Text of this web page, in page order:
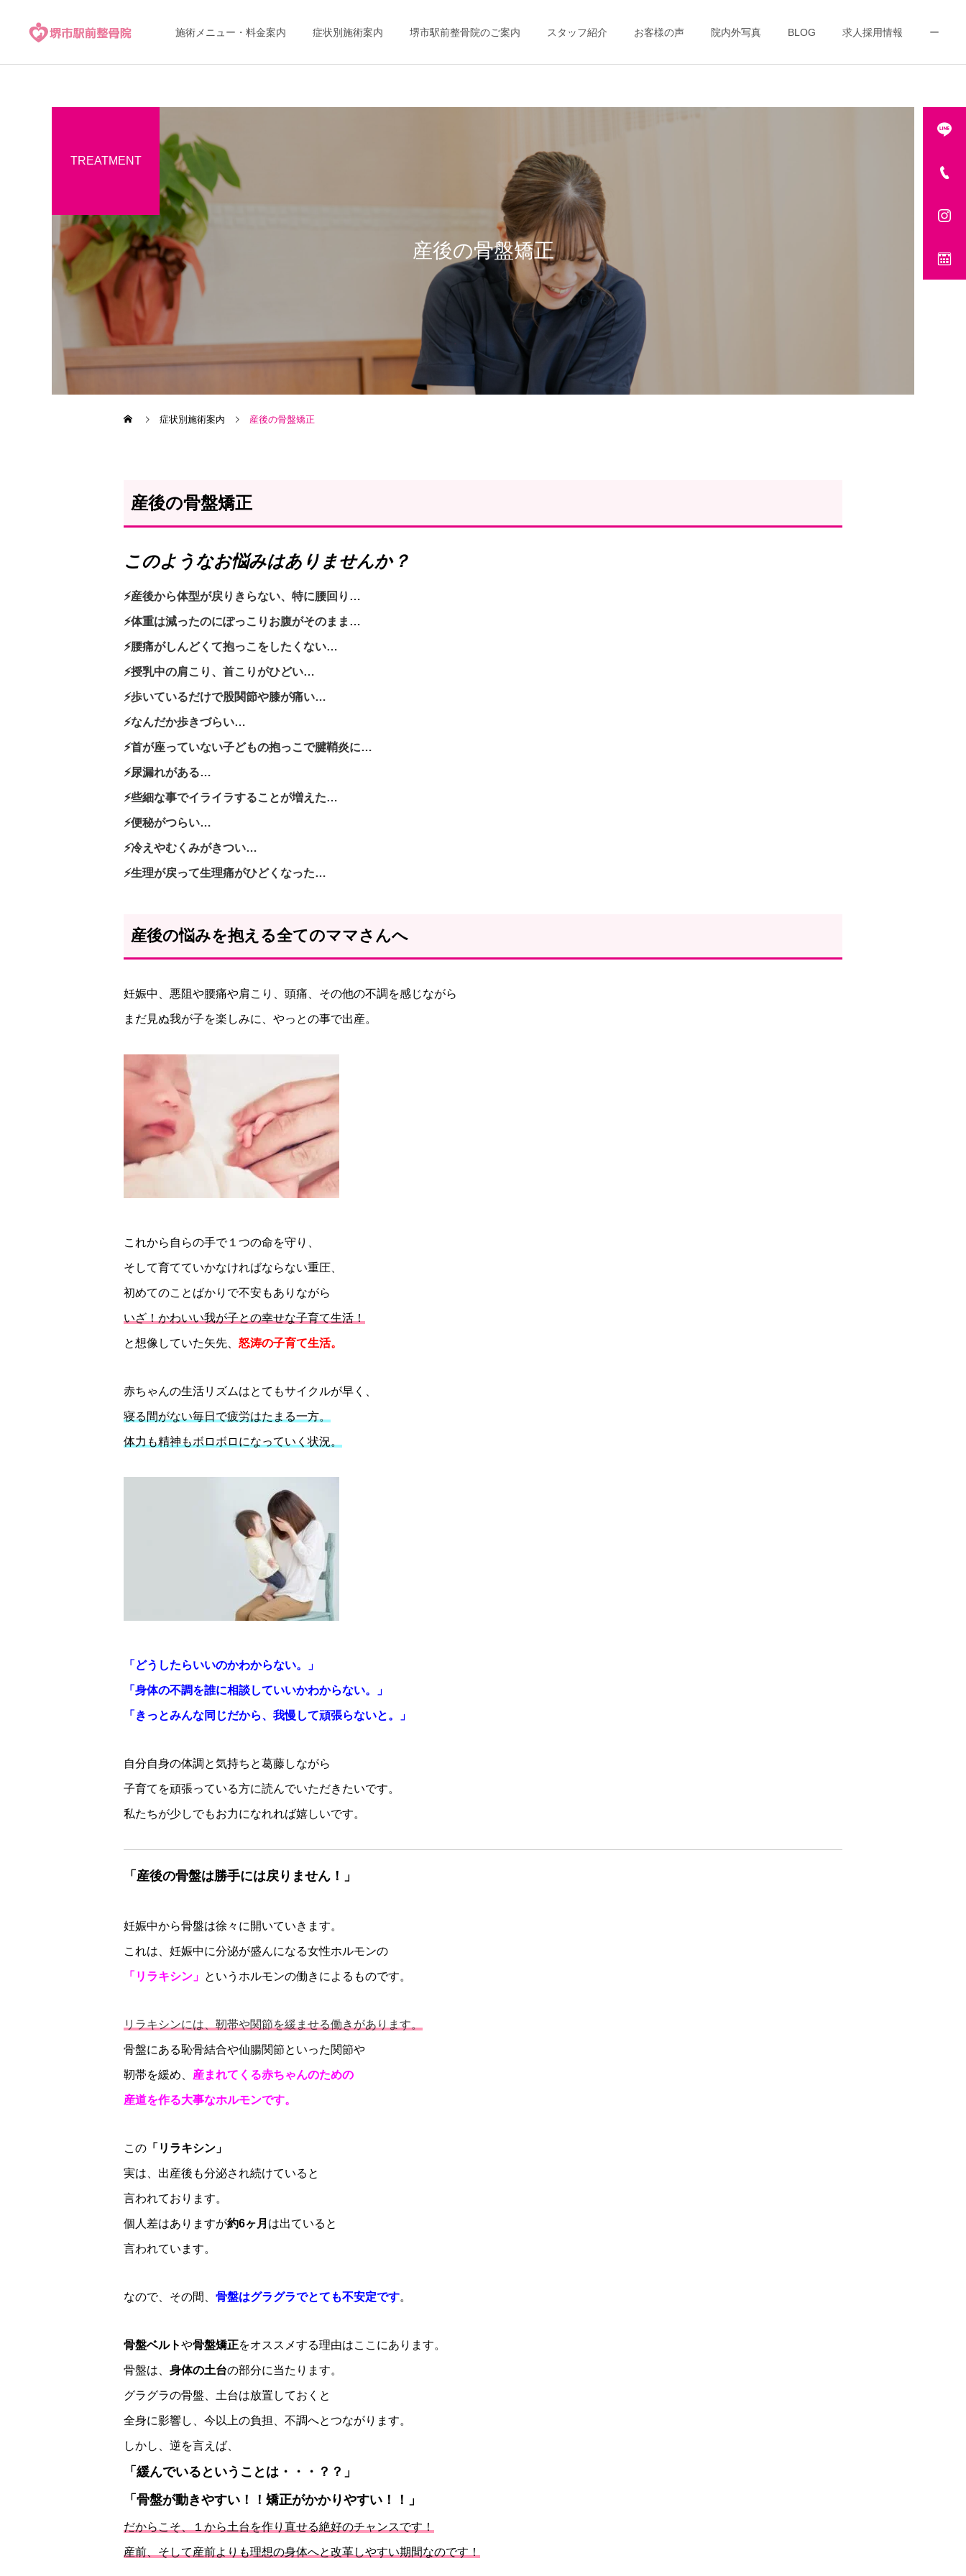
施術メニュー・料金案内 症状別施術案内 堺市駅前整骨院のご案内 スタッフ紹介 お客様の声 院内外写真 BLOG 求人採用情報 ー
産後の骨盤矯正
TREATMENT
症状別施術案内 産後の骨盤矯正
産後の骨盤矯正
このようなお悩みはありませんか？
⚡産後から体型が戻りきらない、特に腰回り…
⚡体重は減ったのにぽっこりお腹がそのまま…
⚡腰痛がしんどくて抱っこをしたくない…
⚡授乳中の肩こり、首こりがひどい…
⚡歩いているだけで股関節や膝が痛い…
⚡なんだか歩きづらい…
⚡首が座っていない子どもの抱っこで腱鞘炎に…
⚡尿漏れがある…
⚡些細な事でイライラすることが増えた…
⚡便秘がつらい…
⚡冷えやむくみがきつい…
⚡生理が戻って生理痛がひどくなった…
産後の悩みを抱える全てのママさんへ
妊娠中、悪阻や腰痛や肩こり、頭痛、その他の不調を感じながら
まだ見ぬ我が子を楽しみに、やっとの事で出産。
これから自らの手で１つの命を守り、
そして育てていかなければならない重圧、
初めてのことばかりで不安もありながら
いざ！かわいい我が子との幸せな子育て生活！
と想像していた矢先、 怒涛の子育て生活。
赤ちゃんの生活リズムはとてもサイクルが早く、
寝る間がない毎日で疲労はたまる一方。
体力も精神もボロボロになっていく状況。
「どうしたらいいのかわからない。」
「身体の不調を誰に相談していいかわからない。」
「きっとみんな同じだから、我慢して頑張らないと。」
自分自身の体調と気持ちと葛藤しながら
子育てを頑張っている方に読んでいただきたいです。
私たちが少しでもお力になれれば嬉しいです。
「産後の骨盤は勝手には戻りません！」
妊娠中から骨盤は徐々に開いていきます。
これは、妊娠中に分泌が盛んになる女性ホルモンの
「リラキシン」 というホルモンの働きによるものです。
リラキシンには、靭帯や関節を緩ませる働きがあります。
骨盤にある恥骨結合や仙腸関節といった関節や
靭帯を緩め、 産まれてくる赤ちゃんのための
産道を作る大事なホルモンです。
この 「リラキシン」
実は、出産後も分泌され続けていると
言われております。
個人差はありますが約6ヶ月 は出ていると
言われています。
なので、その間、 骨盤はグラグラでとても不安定です。
骨盤ベルトや骨盤矯正をオススメする理由はここにあります。
骨盤は、 身体の土台の部分に当たります。
グラグラの骨盤、土台は放置しておくと
全身に影響し、今以上の負担、不調へとつながります。
しかし、逆を言えば、
「緩んでいるということは・・・？？」
「骨盤が動きやすい！！矯正がかかりやすい！！」
だからこそ、１から土台を作り直せる絶好のチャンスです！
産前、そして産前よりも理想の身体へと改革しやすい期間なのです！